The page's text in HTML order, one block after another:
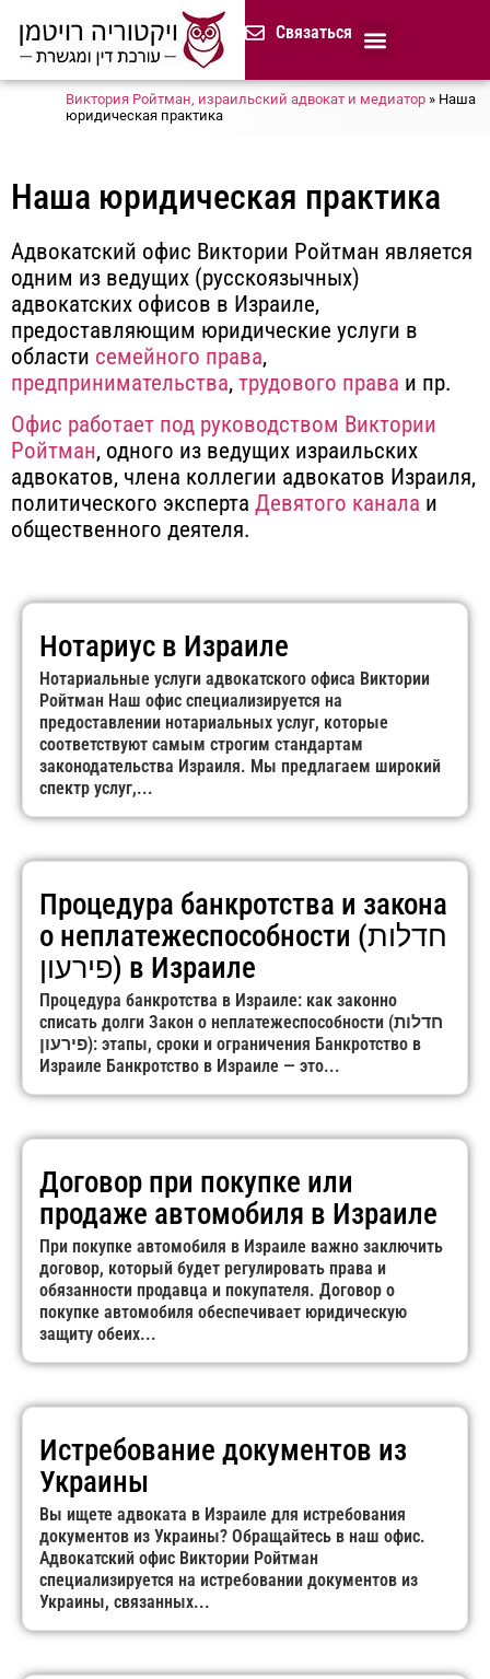
Связаться
Виктория Ройтман, израильский адвокат и медиатор » Наша
юридическая практика
Наша юридическая практика
Адвокатский офис Виктории Ройтман является
одним из ведущих (русскоязычных)
адвокатских офисов в Израиле,
предоставляющим юридические услуги в
области семейного права,
предпринимательства, трудового права и пр.
Офис работает под руководством Виктории
Ройтман, одного из ведущих израильских
адвокатов, члена коллегии адвокатов Израиля,
политического эксперта Девятого канала и
общественного деятеля.
Нотариус в Израиле
Нотариальные услуги адвокатского офиса Виктории
Ройтман Наш офис специализируется на
предоставлении нотариальных услуг, которые
соответствуют самым строгим стандартам
законодательства Израиля. Мы предлагаем широкий
спектр услуг,...
Процедура банкротства и закона
о неплатежеспособности (חדלות
פירעון) в Израиле
Процедура банкротства в Израиле: как законно
списать долги Закон о неплатежеспособности (חדלות
פירעון): этапы, сроки и ограничения Банкротство в
Израиле Банкротство в Израиле — это...
Договор при покупке или
продаже автомобиля в Израиле
При покупке автомобиля в Израиле важно заключить
договор, который будет регулировать права и
обязанности продавца и покупателя. Договор о
покупке автомобиля обеспечивает юридическую
защиту обеих...
Истребование документов из
Украины
Вы ищете адвоката в Израиле для истребования
документов из Украины? Обращайтесь в наш офис.
Адвокатский офис Виктории Ройтман
специализируется на истребовании документов из
Украины, связанных...